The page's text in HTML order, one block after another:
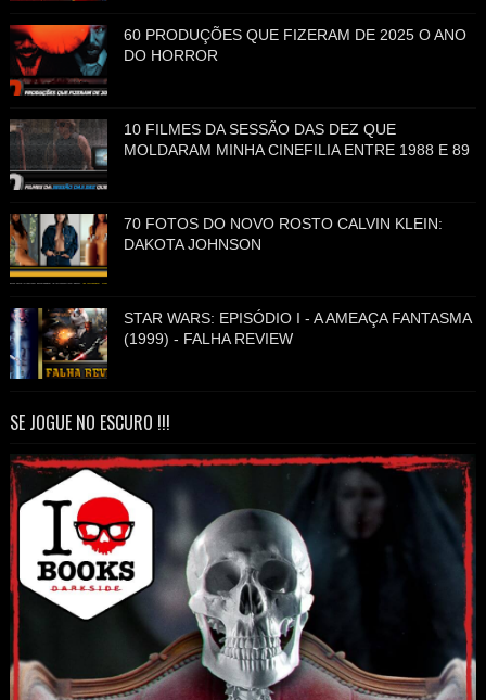
60 PRODUÇÕES QUE FIZERAM DE 2025 O ANO
DO HORROR
10 FILMES DA SESSÃO DAS DEZ QUE
MOLDARAM MINHA CINEFILIA ENTRE 1988 E 89
70 FOTOS DO NOVO ROSTO CALVIN KLEIN:
DAKOTA JOHNSON
STAR WARS: EPISÓDIO I - A AMEAÇA FANTASMA
(1999) - FALHA REVIEW
SE JOGUE NO ESCURO !!!